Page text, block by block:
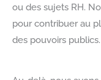
ou des sujets RH.
pour contribuer au
des pouvoirs publics.